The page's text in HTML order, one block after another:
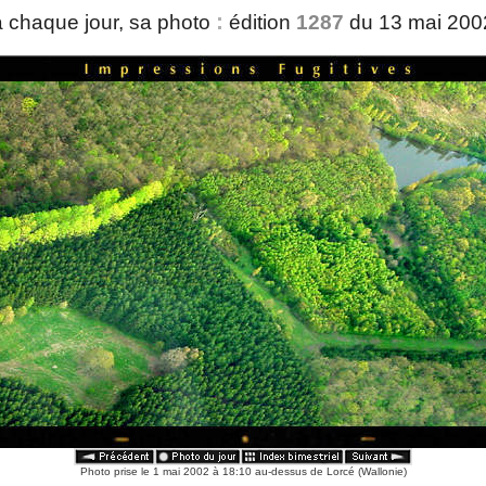
jour, sa photo : édition 1287 du 13 mai
Photo prise le 1 mai 2002 à 18:10 au-dessus de Lorcé (Wallonie)